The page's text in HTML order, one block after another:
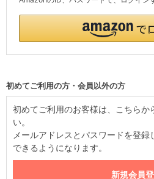
初めてご利用の方・会員以外の方
初めてご利用のお客様は、こちらか
い。
メールアドレスとパスワードを登
できるようになります。